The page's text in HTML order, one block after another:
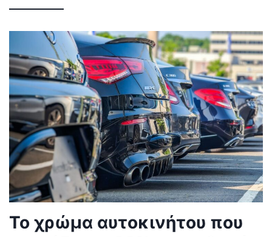
Γρήγορες απαντήσεις (AI) Η υπερθέρμανση του
κινητού τηλεφώνου μπορεί να προκαλέσει
σοβαρές δυσλειτουργίες. Η προστασία του...